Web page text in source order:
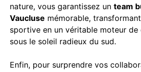
nature, vous garantissez un team
Vaucluse mémorable,
sportive en un véritable moteur de
sous le soleil radieux du sud.
Enfin, pour surprendre vos